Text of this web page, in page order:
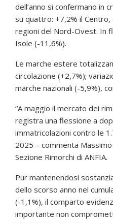
dell’anno si confermano in
su quattro: +7,2% il
regioni del Nord-Ovest. In
Isole (-11,6%).
Le marche estere
circolazione (+2,7%);
marche nazionali (-5,9%),
“A maggio il mercato dei
registra una flessione a
immatricolazioni contro le
2025 – commenta
Sezione Rimorchi di ANFIA.
Pur mantenendosi
dello scorso anno nel
(-1,1%), il comparto
importante non